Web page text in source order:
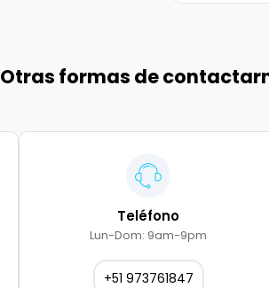
Otras formas de
Teléfono
Lun-Dom: 9am-9pm
+51 973761847